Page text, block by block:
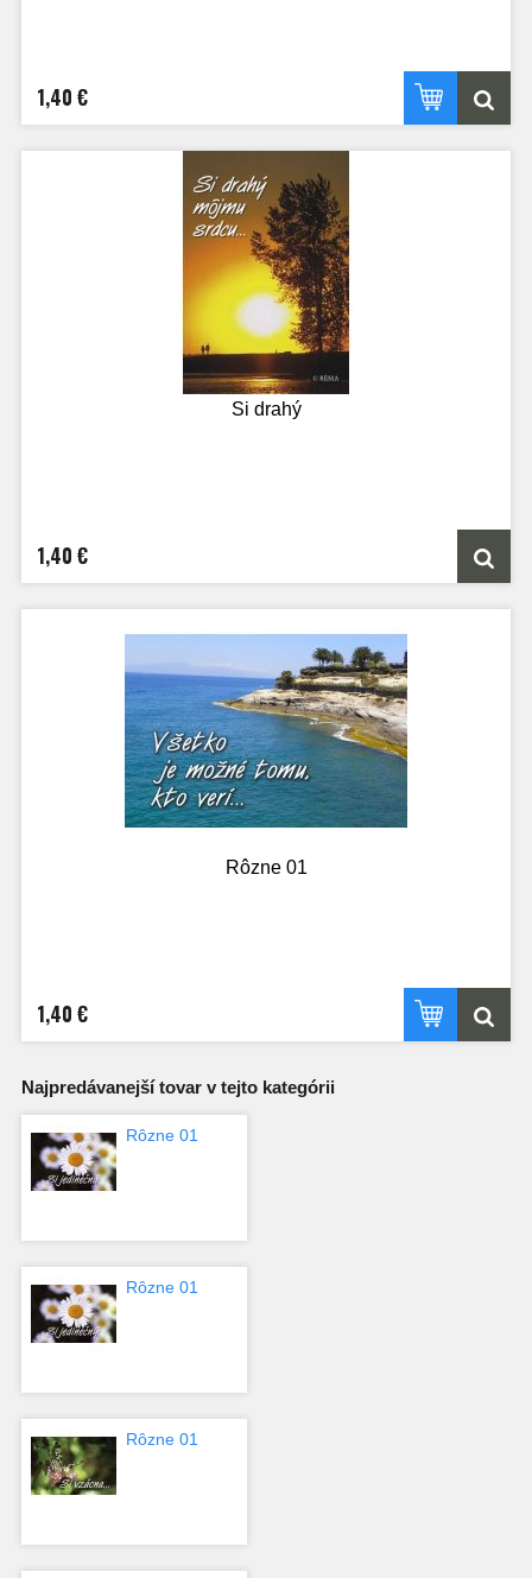
1,40 €
Si drahý
1,40 €
Rôzne 01
1,40 €
Najpredávanejší tovar v tejto kategórii
Rôzne 01
Rôzne 01
Rôzne 01